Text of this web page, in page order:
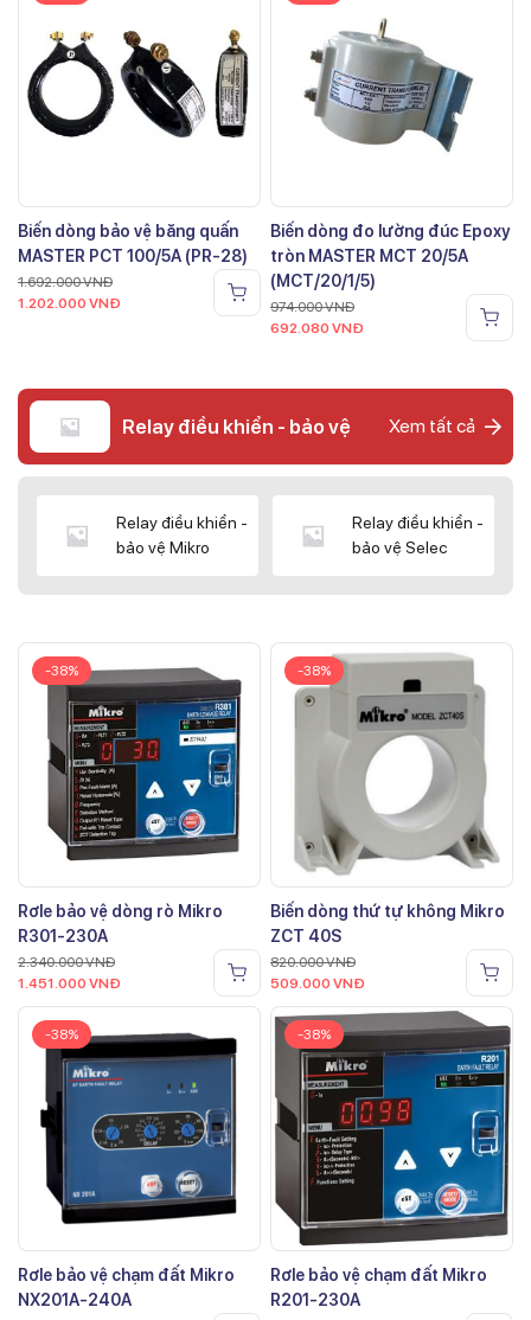
Biến dòng bảo vệ băng quấn
MASTER PCT 100/5A (PR-28)
1.692.000VNĐ
1.202.000 VNĐ
Biến dòng đo lường đúc Epoxy
tròn MASTER MCT 20/5A
(MCT/20/1/5)
974.000VNĐ
692.080 VNĐ
Relay điều khiển - bảo vệ Xem tất cả
Relay điều khiển -
bảo vệ Mikro
Relay điều khiển -
bảo vệ Selec
-38%
Rơle bảo vệ dòng rò Mikro
R301-230A
2.340.000VNĐ
1.451.000 VNĐ
-38%
Biến dòng thứ tự không Mikro
ZCT 40S
820.000VNĐ
509.000 VNĐ
-38%
Rơle bảo vệ chạm đất Mikro
NX201A-240A
-38%
Rơle bảo vệ chạm đất Mikro
R201-230A